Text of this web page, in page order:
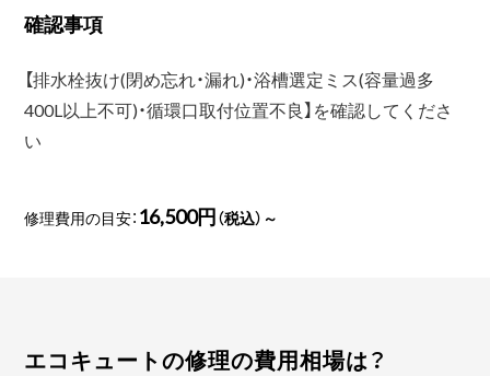
確認事項
【排水栓抜け(閉め忘れ・漏れ)・浴槽選定ミス(容量過多
400L以上不可)・循環口取付位置不良】を確認してくださ
い
修理費用の目安： 16,500円（税込）～
エコキュートの修理の費用相場は？